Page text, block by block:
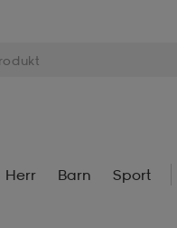
Herr Barn Sport